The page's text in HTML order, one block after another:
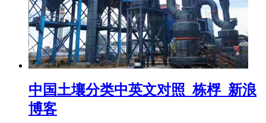
中国土壤分类中英文对照_栋桴_新浪
博客